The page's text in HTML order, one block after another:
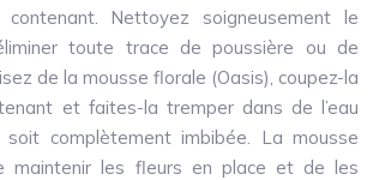
Nettoyez soigneusement le
toute trace de poussière ou de
de la mousse florale (Oasis), coupez-la
et faites-la tremper dans de l’eau
soit complètement imbibée. La mousse
maintenir les fleurs en place et de les